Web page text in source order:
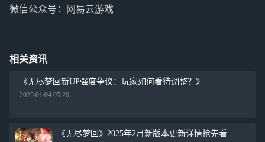
微信公众号：网易云游戏
相关资讯
《无尽梦回新UP强度争议：玩家如何看待调整？》
2025/01/04 05:20
《无尽梦回》2025年2月新版本更新详情抢先看